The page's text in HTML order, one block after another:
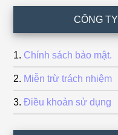
CÔNG
Chính sách bảo mật.
Miễn trừ trách nhiệm
Điều khoản sử dụng